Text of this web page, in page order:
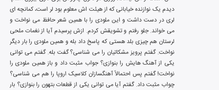
دیدم یک نوازنده خیابانی که از هیئت اش معلوم بود لر است، کمانچه ای
یکی از آهنگ هایش را بنوازی؟ جواب مثبت داد و باز همین ملودی را
چواب مثبت داد. گفتم آیا می توانی یکی از قطعات بتهون را بنوازی؟ بار